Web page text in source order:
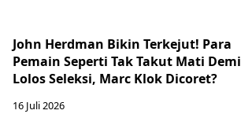
John Herdman Bikin Terkejut! Para
Pemain Seperti Tak Takut Mati Demi
Lolos Seleksi, Marc Klok Dicoret?
16 Juli 2026